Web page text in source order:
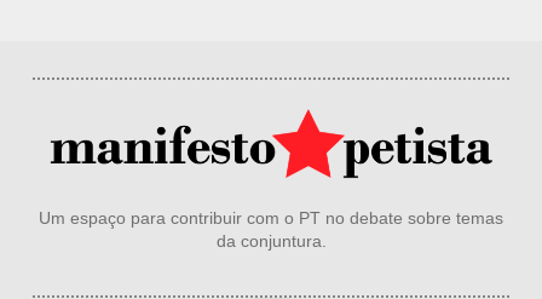
Um espaço para contribuir com o PT no debate sobre temas
da conjuntura.